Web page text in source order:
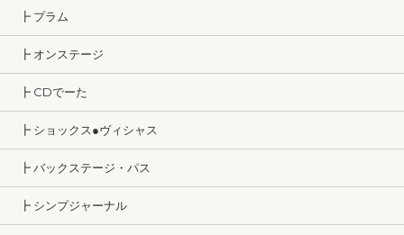
┣ プラム
┣ オンステージ
┣ CDでーた
┣ ショックス●ヴィシャス
┣ バックステージ・パス
┣ シンプジャーナル